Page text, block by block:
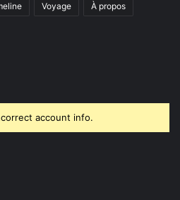
Voyage À propos
account info.